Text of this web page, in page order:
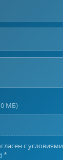
МБ)
с условиями
*